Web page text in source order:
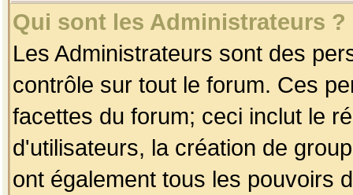
Qui sont les Administrateurs ?
Les Administrateurs sont des
contrôle sur tout le forum. Ces
facettes du forum; ceci inclut le
d'utilisateurs, la création de
ont également tous les pouvoirs